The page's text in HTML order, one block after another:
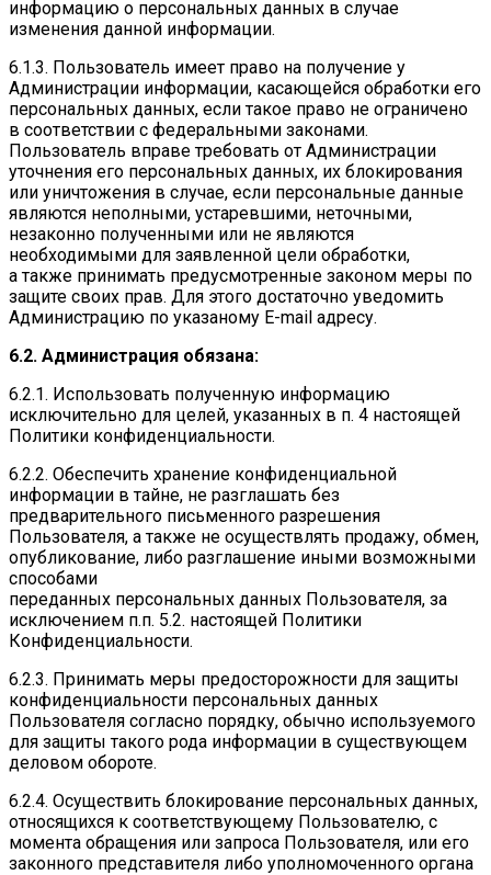
информацию о персональных данных в случае
изменения данной информации.
6.1.3. Пользователь имеет право на получение у
Администрации информации, касающейся обработки его
персональных данных, если такое право не ограничено
в соответствии с федеральными законами.
Пользователь вправе требовать от Администрации
уточнения его персональных данных, их блокирования
или уничтожения в случае, если персональные данные
являются неполными, устаревшими, неточными,
незаконно полученными или не являются
необходимыми для заявленной цели обработки,
а также принимать предусмотренные законом меры по
защите своих прав. Для этого достаточно уведомить
Администрацию по указаному E-mail адресу.
6.2. Администрация обязана:
6.2.1. Использовать полученную информацию
исключительно для целей, указанных в п. 4 настоящей
Политики конфиденциальности.
6.2.2. Обеспечить хранение конфиденциальной
информации в тайне, не разглашать без
предварительного письменного разрешения
Пользователя, а также не осуществлять продажу, обмен,
опубликование, либо разглашение иными возможными
способами
переданных персональных данных Пользователя, за
исключением п.п. 5.2. настоящей Политики
Конфиденциальности.
6.2.3. Принимать меры предосторожности для защиты
конфиденциальности персональных данных
Пользователя согласно порядку, обычно используемого
для защиты такого рода информации в существующем
деловом обороте.
6.2.4. Осуществить блокирование персональных данных,
относящихся к соответствующему Пользователю, с
момента обращения или запроса Пользователя, или его
законного представителя либо уполномоченного органа